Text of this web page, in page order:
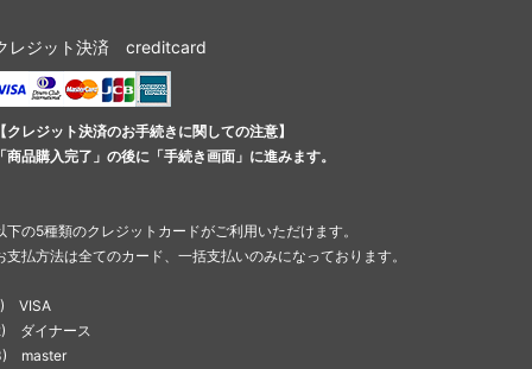
レジット決済 creditcard
【クレジット決済のお手続きに関しての注意】
「商品購入完了」の後に「手続き画面」に進みます。
下の5種類のクレジットカードがご利用いただけます。
支払方法は全てのカード、一括支払いのみになっております。
VISA
ダイナース
master